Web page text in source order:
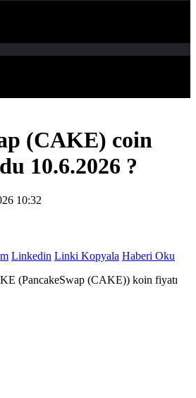
(CAKE) coin
10.6.2026 ?
10:32
Linkedin Linki Kopyala Haberi Oku
(PancakeSwap (CAKE)) koin fiyatı